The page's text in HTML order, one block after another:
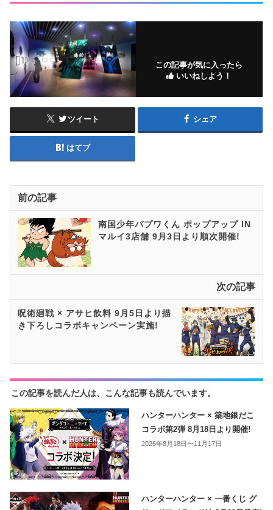
この記事が気に入ったら
いいねしよう！
ツイート シェア
はてブ
前の記事
南国少年パプワくん ポップアップ IN
マルイ3店舗 9月3日より順次開催!
次の記事
呪術廻戦 × アサヒ飲料 9月5日より描
き下ろしコラボキャンペーン実施!
この記事を読んだ人は、こんな記事も読んでいます。
ハンターハンター × 築地銀だこ
コラボ第2弾 8月18日より開催!
2026年8月18日〜11月17日
ハンターハンター × 一番くじ グ